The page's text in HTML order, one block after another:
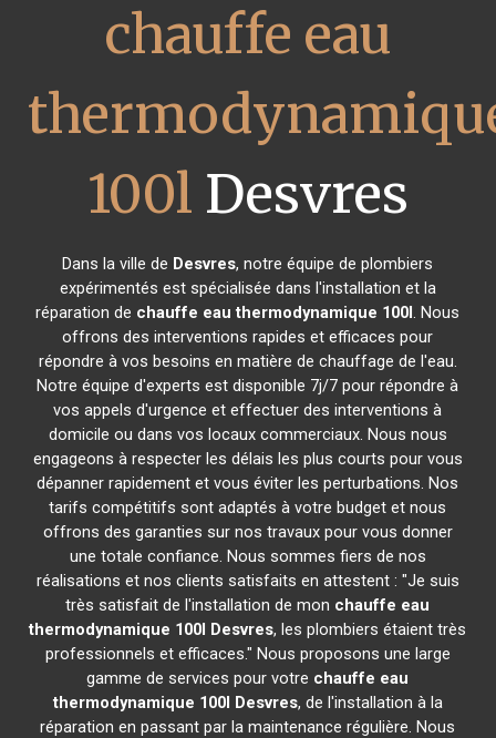
chauffe eau
100l Desvres
Dans la ville de Desvres, notre équipe de plombiers
expérimentés est spécialisée dans l'installation et la
réparation de chauffe eau thermodynamique 100l. Nous
offrons des interventions rapides et efficaces pour
répondre à vos besoins en matière de chauffage de l'eau.
Notre équipe d'experts est disponible 7j/7 pour répondre à
vos appels d'urgence et effectuer des interventions à
domicile ou dans vos locaux commerciaux. Nous nous
engageons à respecter les délais les plus courts pour vous
dépanner rapidement et vous éviter les perturbations. Nos
tarifs compétitifs sont adaptés à votre budget et nous
offrons des garanties sur nos travaux pour vous donner
une totale confiance. Nous sommes fiers de nos
réalisations et nos clients satisfaits en attestent : "Je suis
très satisfait de l'installation de mon chauffe eau
thermodynamique 100l Desvres, les plombiers étaient très
professionnels et efficaces." Nous proposons une large
gamme de services pour votre chauffe eau
thermodynamique 100l Desvres, de l'installation à la
réparation en passant par la maintenance régulière. Nous